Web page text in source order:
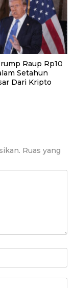
Raup Rp10
Setahun
Dari Kripto
Ruas yang